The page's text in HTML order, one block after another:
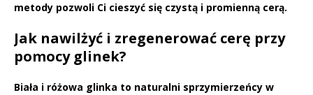
metody pozwoli Ci cieszyć się czystą i promienną cerą.
Jak nawilżyć i zregenerować cerę przy
pomocy glinek?
Biała i różowa glinka to naturalni sprzymierzeńcy w